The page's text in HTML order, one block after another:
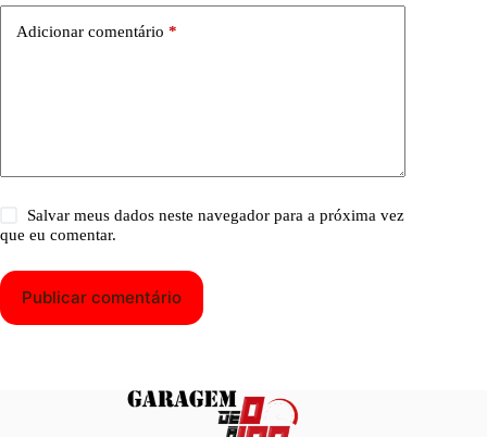
Adicionar comentário *
Salvar meus dados neste navegador para a próxima vez
que eu comentar.
Publicar comentário